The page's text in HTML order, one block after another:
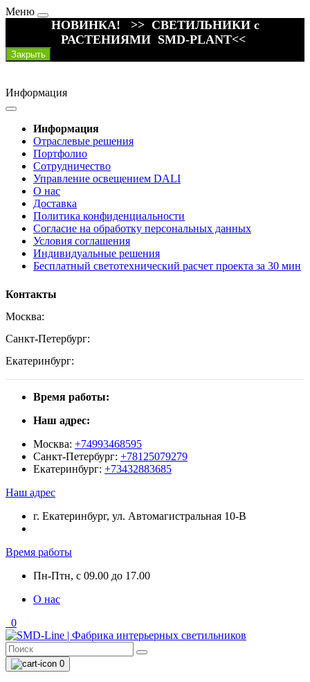
Меню
НОВИНКА! >> СВЕТИЛЬНИКИ с
РАСТЕНИЯМИ SMD-PLANT<<
Закрыть
Информация
Информация
Отраслевые решения
Портфолио
Сотрудничество
Управление освещением DALI
О нас
Доставка
Политика конфиденциальности
Согласие на обработку персональных данных
Условия соглашения
Индивидуальные решения
Бесплатный светотехнический расчет проекта за 30 мин
Контакты
Москва:
Санкт-Петербург:
Екатеринбург:
Время работы:
Наш адрес:
Москва: +74993468595
Санкт-Петербург: +78125079279
Екатеринбург: +73432883685
Наш адрес
г. Екатеринбург, ул. Автомагистральная 10-В
Время работы
Пн-Птн, с 09.00 до 17.00
О нас
0
0